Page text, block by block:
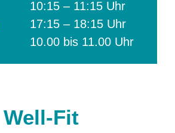
10:15 – 11:15 Uhr
17:15 – 18:15 Uhr
10.00 bis 11.00 Uhr
Well-Fit